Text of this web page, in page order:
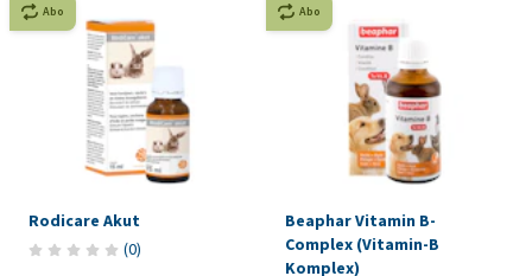
Abo
Rodicare Akut
(0)
Abo
Beaphar Vitamin B-
Complex (Vitamin-B
Komplex)